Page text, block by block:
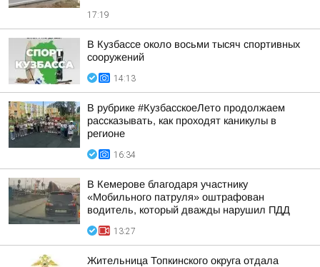
17:19
В Кузбассе около восьми тысяч спортивных
сооружений
14:13
В рубрике #КузбасскоеЛето продолжаем
рассказывать, как проходят каникулы в
регионе
16:34
В Кемерове благодаря участнику
«Мобильного патруля» оштрафован
водитель, который дважды нарушил ПДД
13:27
Жительница Топкинского округа отдала